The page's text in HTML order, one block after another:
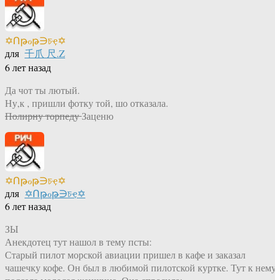
✡Ոթℴթ∋চҿ✡
для 千爪 尺.Z
6 лет назад
Да чот ты лютый.
Ну,к , пришли фотку той, шо отказала.
Полирну торпедуЗаценю
✡Ոթℴթ∋চҿ✡
для ✡Ոթℴթ∋চҿ✡
6 лет назад
ЗЫ
Анекдотец тут нашол в тему псты:
Старый пилот морской авиации пришел в кафе и заказал
чашечку кофе. Он был в любимой пилотской куртке. Тут к